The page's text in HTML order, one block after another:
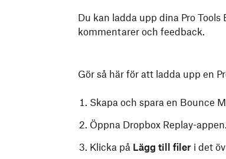
Du kan ladda upp dina Pro
kommentarer och feedback.
Gör så här för att ladda upp en
Skapa och spara en Bounce
Öppna Dropbox Replay-appen.
Klicka på Lägg till filer i det